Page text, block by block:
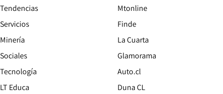
Tendencias
Servicios
Minería
Sociales
Tecnología
LT Educa
Mtonline
Finde
La Cuarta
Glamorama
Auto.cl
Duna CL